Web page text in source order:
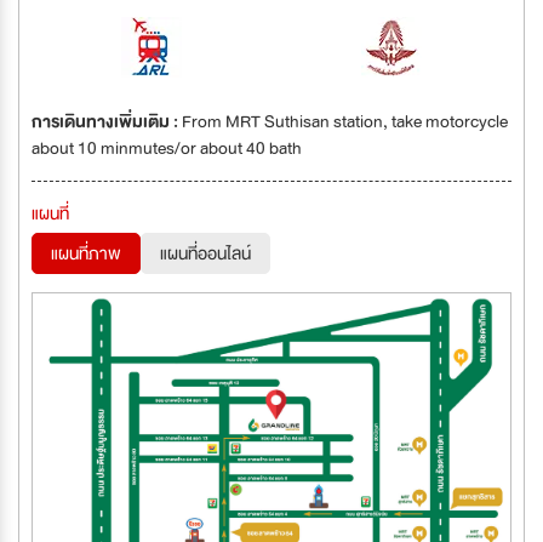
การเดินทางเพิ่มเติม : From MRT Suthisan station, take motorcycle
about 10 minmutes/or about 40 bath
แผนที่
แผนที่ภาพ
แผนที่ออนไลน์